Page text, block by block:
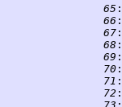
  65
:
  66
:
  67
:
  68
:
  69
:
  70
:
  71
:
  72
: